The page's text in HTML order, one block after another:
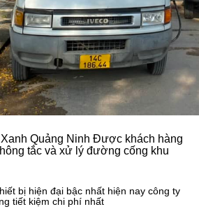
Quảng Ninh Được khách hàng
tắc và xử lý đường cống khu
bị hiện đại bậc nhất hiện nay công ty
tiết kiệm chi phí nhất